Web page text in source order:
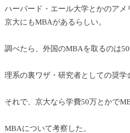
ハーバード・エール大学とかのアメ
京大にもMBAがあるらしい。
調べたら、外国のMBAを取るのは
理系の裏ワザ・研究者としての奨学
それで、京大なら学費50万とかで
MBAについて考察した。